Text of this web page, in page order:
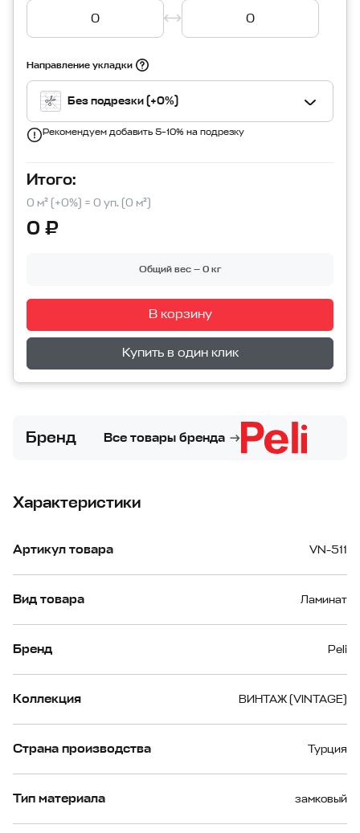
Направление укладки
Без подрезки (+0%)
Рекомендуем добавить 5–10% на подрезку
Итого:
0 м² (+0%) = 0 уп. (0 м²)
0 ₽
Общий вес — 0 кг
В корзину
Перейти в корзину
Купить в один клик
Бренд Все товары бренда
Характеристики
Артикул товара VN-511
Вид товара Ламинат
Бренд Peli
Коллекция ВИНТАЖ (VINTAGE)
Страна производства Турция
Тип материала замковый